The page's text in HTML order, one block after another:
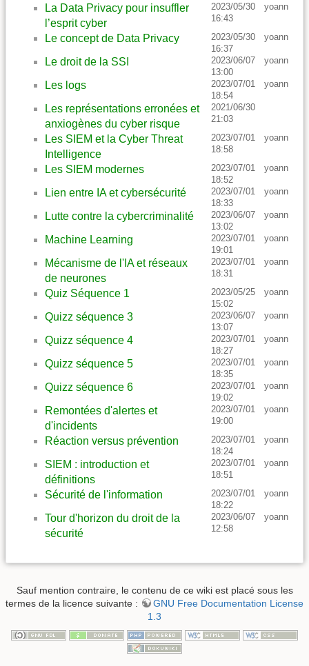
La Data Privacy pour insuffler
l’esprit cyber
2023/05/30
16:43
yoann
Le concept de Data Privacy
2023/05/30
16:37
yoann
Le droit de la SSI
2023/06/07
13:00
yoann
Les logs
2023/07/01
18:54
yoann
Les représentations erronées et
anxiogènes du cyber risque
2021/06/30
21:03
Les SIEM et la Cyber Threat
Intelligence
2023/07/01
18:58
yoann
Les SIEM modernes
2023/07/01
18:52
yoann
Lien entre IA et cybersécurité
2023/07/01
18:33
yoann
Lutte contre la cybercriminalité
2023/06/07
13:02
yoann
Machine Learning
2023/07/01
19:01
yoann
Mécanisme de l'IA et réseaux
de neurones
2023/07/01
18:31
yoann
Quiz Séquence 1
2023/05/25
15:02
yoann
Quizz séquence 3
2023/06/07
13:07
yoann
Quizz séquence 4
2023/07/01
18:27
yoann
Quizz séquence 5
2023/07/01
18:35
yoann
Quizz séquence 6
2023/07/01
19:02
yoann
Remontées d'alertes et
d'incidents
2023/07/01
19:00
yoann
Réaction versus prévention
2023/07/01
18:24
yoann
SIEM : introduction et
définitions
2023/07/01
18:51
yoann
Sécurité de l'information
2023/07/01
18:22
yoann
Tour d'horizon du droit de la
sécurité
2023/06/07
12:58
yoann
Sauf mention contraire, le contenu de ce wiki est placé sous les
termes de la licence suivante :
GNU Free Documentation License
1.3